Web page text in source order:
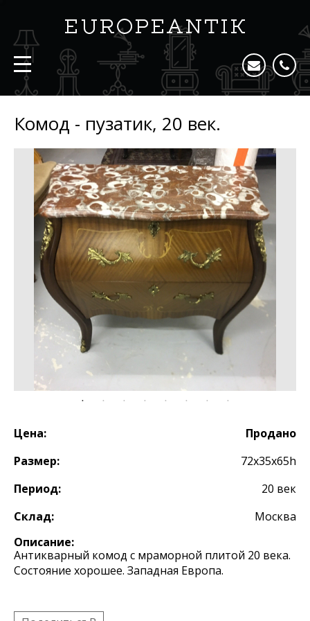
Комод - пузатик, 20 век.
Цена:
Продано
Размер:
72х35х65h
Период:
20 век
Склад:
Москва
Описание:
Антикварный комод с мраморной плитой 20 века.
Состояние хорошее. Западная Европа.